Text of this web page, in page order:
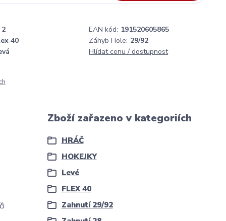
2 EAN kód: 191520605865
40 Záhyb Hole: 29/92
Hlídat cenu / dostupnost
Zboží zařazeno v kategoriích
HRÁČ
HOKEJKY
Levé
FLEX 40
Zahnutí 29/92